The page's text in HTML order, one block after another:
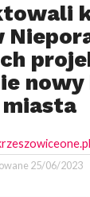
nowy
25/06/2023